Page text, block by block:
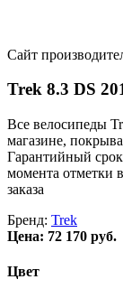
Сайт
Trek 8.3 DS
Все велосипеды
магазине,
Гарантийный
момента отметки
заказа
Бренд: Trek
Цена: 72 170 руб.
Цвет